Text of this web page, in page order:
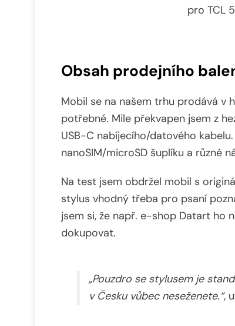
pro TCL
Obsah prodejního
Mobil se na našem trhu prodává v
potřebné. Mile překvapen jsem z
USB-C nabíjecího/datového
nanoSIM/microSD šuplíku a různé
Na test jsem obdržel mobil s
stylus vhodný třeba pro psaní
jsem si, že např. e-shop Datart ho
dokupovat.
„Pouzdro se stylusem je
v Česku vůbec neseženete.“,